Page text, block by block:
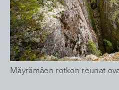
Mäyrämäen rotkon reunat